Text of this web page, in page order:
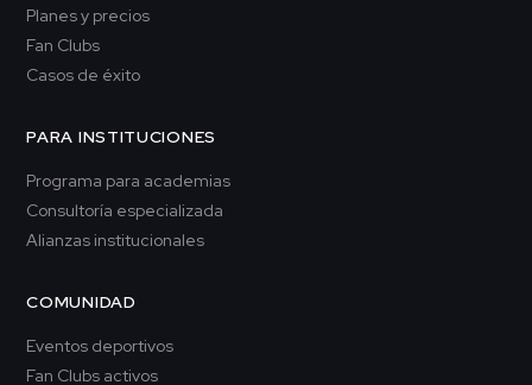
Planes y precios
Fan Clubs
Casos de éxito
PARA INSTITUCIONES
Programa para academias
Consultoría especializada
Alianzas institucionales
COMUNIDAD
Eventos deportivos
Fan Clubs activos